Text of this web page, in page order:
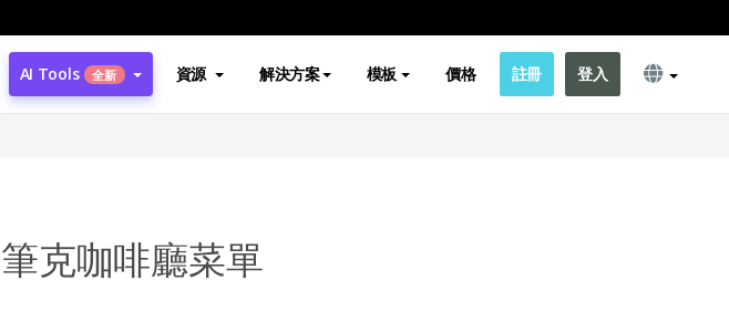
AI Tools 全新 資源 解決方案 模板 價格 註冊 登入
筆克咖啡廳菜單